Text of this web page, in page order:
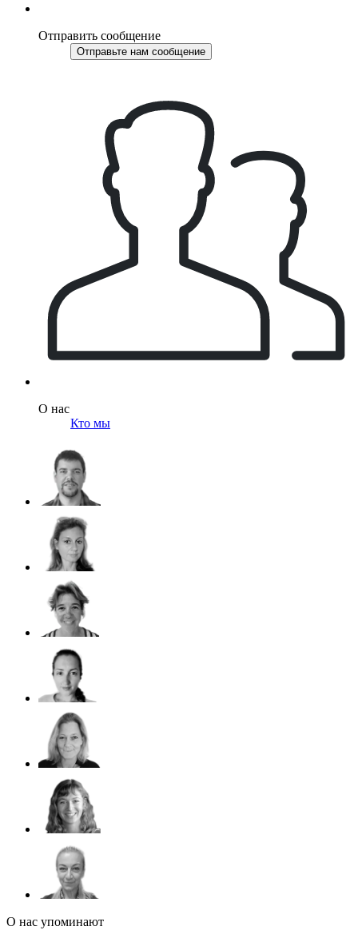
Отправить сообщение
Отправьте нам сообщение
О нас
Кто мы
О нас упоминают